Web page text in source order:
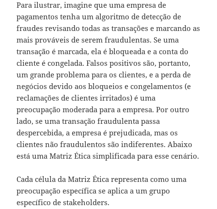
Para ilustrar, imagine que uma empresa de
pagamentos tenha um algoritmo de detecção de
fraudes revisando todas as transações e marcando as
mais prováveis de serem fraudulentas. Se uma
transação é marcada, ela é bloqueada e a conta do
cliente é congelada. Falsos positivos são, portanto,
um grande problema para os clientes, e a perda de
negócios devido aos bloqueios e congelamentos (e
reclamações de clientes irritados) é uma
preocupação moderada para a empresa. Por outro
lado, se uma transação fraudulenta passa
despercebida, a empresa é prejudicada, mas os
clientes não fraudulentos são indiferentes. Abaixo
está uma Matriz Ética simplificada para esse cenário.
Cada célula da Matriz Ética representa como uma
preocupação específica se aplica a um grupo
específico de stakeholders.